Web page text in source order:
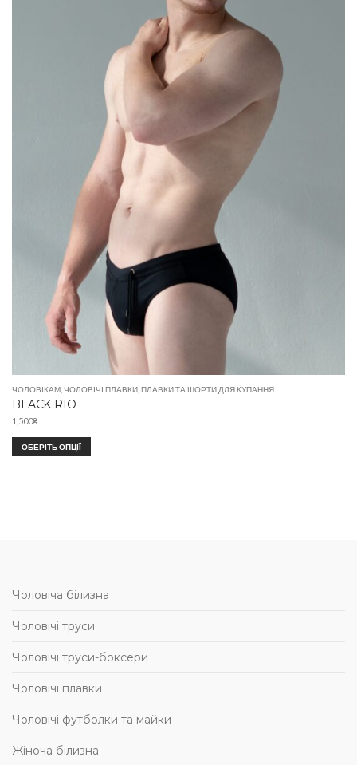
ЧОЛОВІКАМ ЧОЛОВІЧІ ПЛАВКИ ПЛАВКИ ТА ШОРТИ ДЛЯ КУПАННЯ
BLACK RIO
1,500₴
ОБЕРІТЬ ОПЦІЇ
Чоловіча білизна
Чоловічі труси
Чоловічі труси-боксери
Чоловічі плавки
Чоловічі футболки та майки
Жіноча білизна